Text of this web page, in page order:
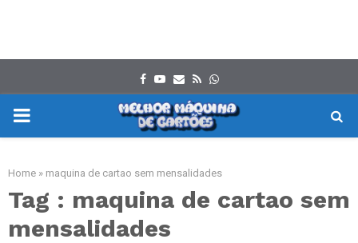
Facebook
Youtube
Email
RssWhatsapp
PRIMARY
Home » maquina de cartao sem mensalidades
Tag : maquina de cartao sem
mensalidades